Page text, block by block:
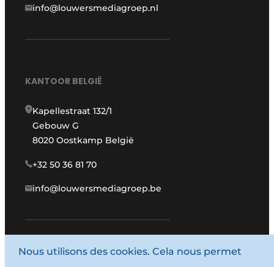
info@louwersmediagroep.nl
KANTOOR BELGIË
Kapellestraat 132/1
Gebouw G
8020 Oostkamp België
+32 50 36 81 70
info@louwersmediagroep.be
www.louwersmediagroep.com
Nous utilisons des cookies. Cela nous permet